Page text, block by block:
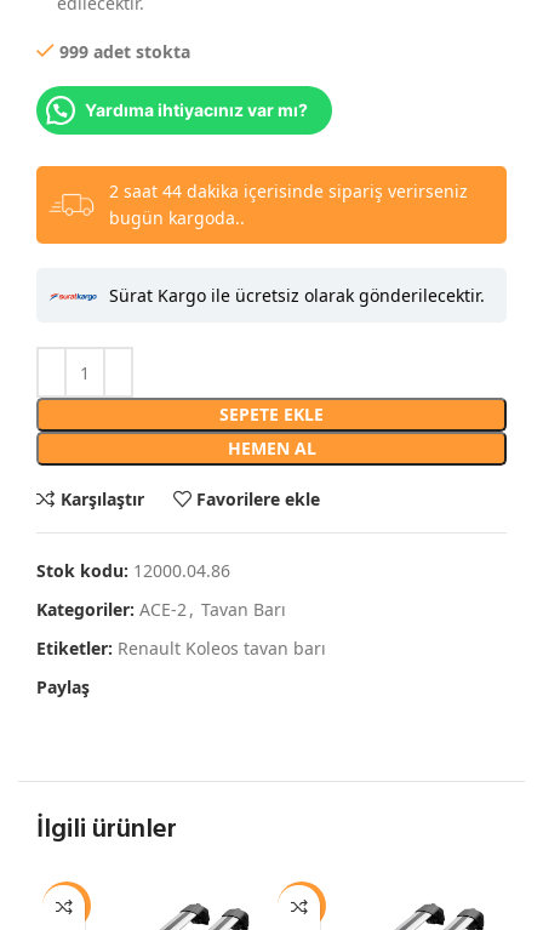
999 adet stokta
Yardıma ihtiyacınız var mı?
2 saat 44 dakika içerisinde sipariş verirseniz
bugün kargoda..
Sürat Kargo ile ücretsiz olarak gönderilecektir.
SEPETE EKLE
HEMEN AL
Karşılaştır Favorilere ekle
Stok kodu: 12000.04.86
Kategoriler: ACE-2, Tavan Barı
Etiketler: Renault Koleos tavan barı
Paylaş
İlgili ürünler
-12% -12%